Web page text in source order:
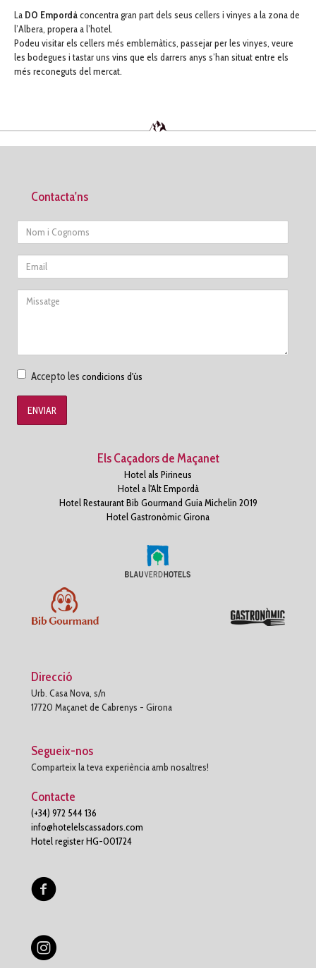
La DO Empordàconcentra gran part dels seus cellers i vinyes a la zona de
l’Albera, propera a l’hotel.
Podeu visitar els cellers més emblemàtics, passejar per les vinyes, veure
les bodegues i tastar uns vins que els darrers anys s’han situat entre els
més reconeguts del mercat.
Contacta'ns
Nom
Email
Missatge
Accepto
d'us
Accepto les condicions d'ús
Els Caçadors de Maçanet
Hotel als Pirineus
Hotel a l'Alt Empordà
Hotel Restaurant Bib Gourmand Guia Michelin 2019
Hotel Gastronòmic Girona
Direcció
Urb. Casa Nova, s/n
17720 Maçanet de Cabrenys - Girona
Segueix-nos
Comparteix la teva experiència amb nosaltres!
Contacte
(+34) 972 544 136
info@hotelelscassadors.com
Hotel register HG-001724